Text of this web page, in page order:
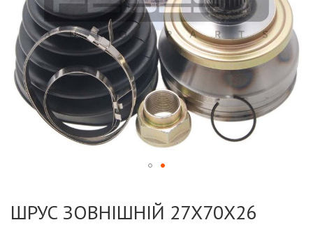
початку
ШРУС ЗОВНІШНІЙ 27X70X26